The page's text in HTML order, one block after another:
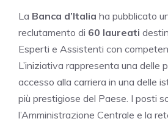
La Banca d’Italia ha pubblicato
reclutamento di 60 laureati
Esperti e Assistenti con
L’iniziativa rappresenta una delle
accesso alla carriera in una delle
più prestigiose del Paese. I posti
l’Amministrazione Centrale e la